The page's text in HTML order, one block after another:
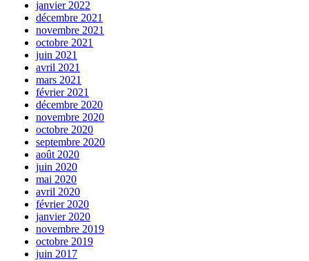
janvier 2022
décembre 2021
novembre 2021
octobre 2021
juin 2021
avril 2021
mars 2021
février 2021
décembre 2020
novembre 2020
octobre 2020
septembre 2020
août 2020
juin 2020
mai 2020
avril 2020
février 2020
janvier 2020
novembre 2019
octobre 2019
juin 2017